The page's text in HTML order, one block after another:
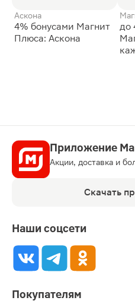
Аскона
4% бонусами Магнит
Плюса: Аскона
до
Приложение
Акции, доставка и
Скачать
Наши соцсети
Покупателям